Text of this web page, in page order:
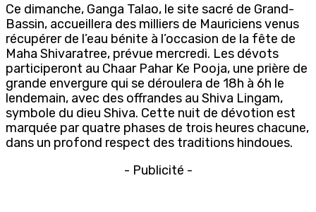
Ce dimanche, Ganga Talao, le site sacré de Grand-
Bassin, accueillera des milliers de Mauriciens venus
récupérer de l’eau bénite à l’occasion de la fête de
Maha Shivaratree, prévue mercredi. Les dévots
participeront au Chaar Pahar Ke Pooja, une prière de
grande envergure qui se déroulera de 18h à 6h le
lendemain, avec des offrandes au Shiva Lingam,
symbole du dieu Shiva. Cette nuit de dévotion est
marquée par quatre phases de trois heures chacune,
dans un profond respect des traditions hindoues.
- Publicité -